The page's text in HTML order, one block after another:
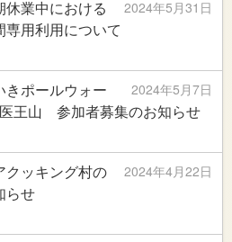
2024年5月31日
休業中における
専用利用について
2024年5月7日
きポールウォー
王山 参加者募集のお知らせ
2024年4月22日
クッキング村の
らせ